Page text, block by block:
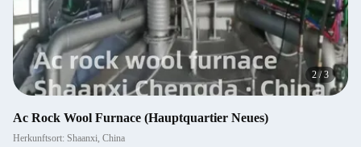
2/3
Ac Rock Wool Furnace (Hauptquartier Neues)
Herkunftsort: Shaanxi, China